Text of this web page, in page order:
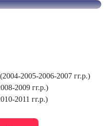
2005-2006-2007 гг.р.)
2009 гг.р.)
2011 гг.р.)